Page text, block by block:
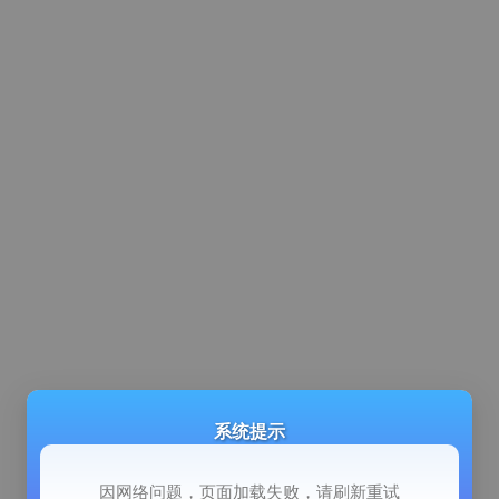
系统提示
因网络问题，页面加载失败，请刷新重试